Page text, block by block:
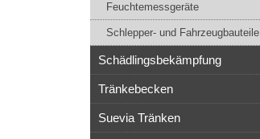
Feuchtemessgeräte
Schlepper- und Fahrzeugbauteile
Schädlingsbekämpfung
Tränkebecken
Suevia Tränken